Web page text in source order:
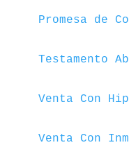
Promesa de
Testamento
Venta Con
Venta Con